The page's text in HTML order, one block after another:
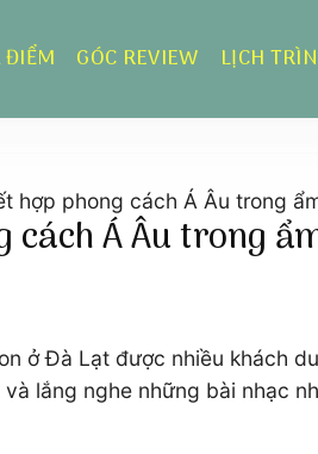
GÓC REVIEW LỊCH
hợp phong cách Á Âu trong
cách Á Âu trong
ở Đà Lạt được nhiều khách
lắng nghe những bài nhạc